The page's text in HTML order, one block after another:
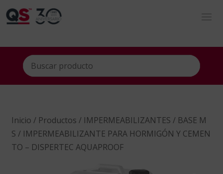
Inicio / Productos / IMPERMEABILIZANTES / BASE M
S / IMPERMEABILIZANTE PARA HORMIGÓN Y CEMEN
TO – DISPERTEC AQUAPROOF